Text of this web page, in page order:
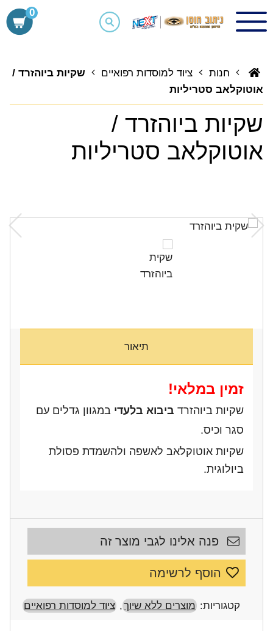
content
0
חנות ציוד למוסדות רפואיים
שקיות ביוהזרד /
אוטוקלאב סטריליות
שקיות ביוהזרד /
אוטוקלאב סטריליות
תיאור
זמין במלאי!
שקיות ביוהזרד ביבוא בלעדי במגוון גדלים עם
סגר וכיס.
שקיות אוטוקלאב לאשפה ולהשמדת פסולת
ביולוגית.
פנה אלינו לגבי מוצר זה
הוסף לרשימה
קטגוריות: מוצרים ללא שיוך, ציוד למוסדות רפואיים